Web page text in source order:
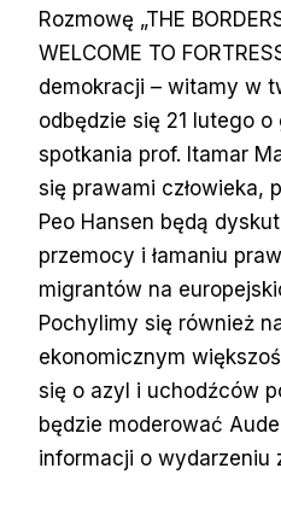
Rozmowę „THE
WELCOME TO
demokracji – witamy w
odbędzie się 21 lutego o
spotkania prof. Itamar
się prawami człowieka,
Peo Hansen będą
przemocy i łamaniu
migrantów na
Pochylimy się również
ekonomicznym
się o azyl i uchodźców
będzie moderować
informacji o wydarzeniu